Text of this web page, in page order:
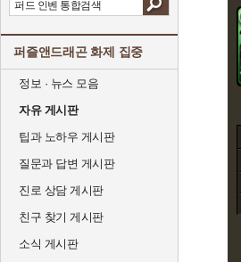
퍼즐앤드래곤 화제 집중
정보 · 뉴스 모음
자유 게시판
팁과 노하우 게시판
질문과 답변 게시판
진로 상담 게시판
친구 찾기 게시판
소식 게시판